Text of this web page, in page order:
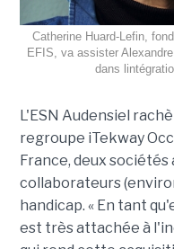
Catherine Huard-Lefin,
EFIS, va assister
dans
L'ESN Audensiel
regroupe iTekway
France, deux
collaborateurs
handicap. « En tant
est très attachée à